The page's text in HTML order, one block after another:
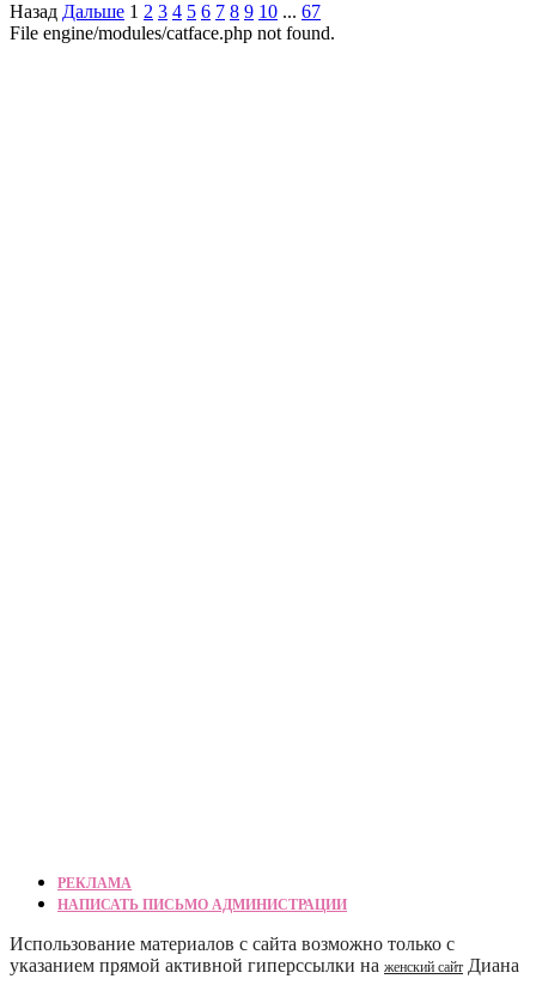
Назад Дальше 1 2 3 4 5 6 7 8 9 10 ... 67
File engine/modules/catface.php not found.
РЕКЛАМА
НАПИСАТЬ ПИСЬМО АДМИНИСТРАЦИИ
Использование материалов с сайта возможно только с
указанием прямой активной гиперссылки на женский сайт Диана